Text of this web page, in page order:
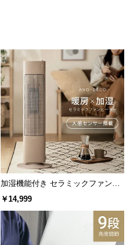
加湿機能付き セラミックファンヒ
ーター
￥14,999